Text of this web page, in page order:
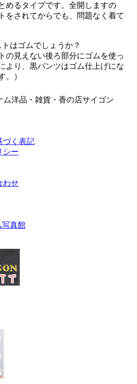
めるタイプです。全開しますの
をされてからでも、問題なく着て
はゴムでしょうか？
の見えない後ろ部分にゴムを使っ
より、黒パンツはゴム仕上げにな
。）
ム洋品・雑貨・香の店サイゴン
づく表記
シー
わせ
写真館